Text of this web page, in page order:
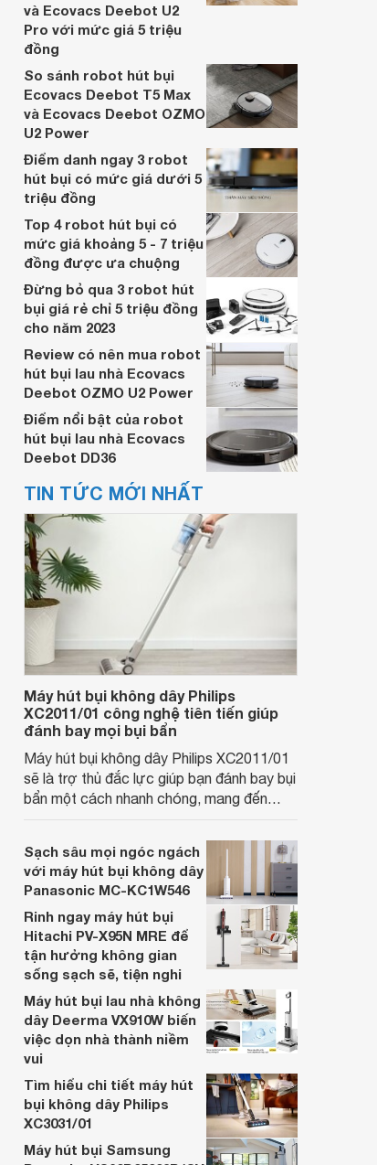
S2
đ
Robot hút bụi Kyvol Cybovac
Giá từ 4.464.900 đ
Có 6 nơi bán
và Ecovacs Deebot U2
Pro với mức giá 5 triệu
đồng
So sánh robot hút bụi
Ecovacs Deebot T5 Max
và Ecovacs Deebot OZMO
U2 Power
Điểm danh ngay 3 robot
hút bụi có mức giá dưới 5
triệu đồng
Top 4 robot hút bụi có
mức giá khoảng 5 - 7 triệu
đồng được ưa chuộng
Đừng bỏ qua 3 robot hút
bụi giá rẻ chỉ 5 triệu đồng
cho năm 2023
Review có nên mua robot
hút bụi lau nhà Ecovacs
Deebot OZMO U2 Power
Điểm nổi bật của robot
hút bụi lau nhà Ecovacs
Deebot DD36
TIN TỨC MỚI NHẤT
Máy hút bụi không dây Philips
XC2011/01 công nghệ tiên tiến giúp
đánh bay mọi bụi bẩn
Máy hút bụi không dây Philips XC2011/01
sẽ là trợ thủ đắc lực giúp bạn đánh bay bụi
bẩn một cách nhanh chóng, mang đến
Cùng Websosanh.vn đi tìm hiểu những tính
năng nổi bật của sản phẩm này nhé.
Sạch sâu mọi ngóc ngách
với máy hút bụi không dây
Panasonic MC-KC1W546
Rinh ngay máy hút bụi
Hitachi PV-X95N MRE để
tận hưởng không gian
sống sạch sẽ, tiện nghi
Máy hút bụi lau nhà không
dây Deerma VX910W biến
việc dọn nhà thành niềm
vui
Tìm hiểu chi tiết máy hút
bụi không dây Philips
XC3031/01
Máy hút bụi Samsung